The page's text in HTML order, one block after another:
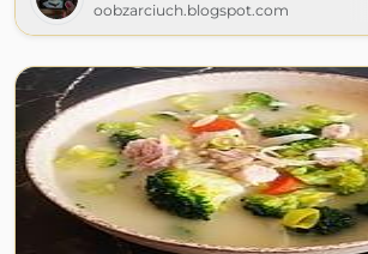
oobzarciuch.blogspot.com